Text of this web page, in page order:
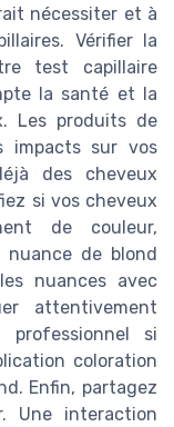
nécessiter et à
Vérifier la
test capillaire
la santé et la
Les produits de
impacts sur vos
des cheveux
si vos cheveux
de couleur,
de blond
nuances avec
attentivement
si
coloration
Enfin, partagez
Une interaction